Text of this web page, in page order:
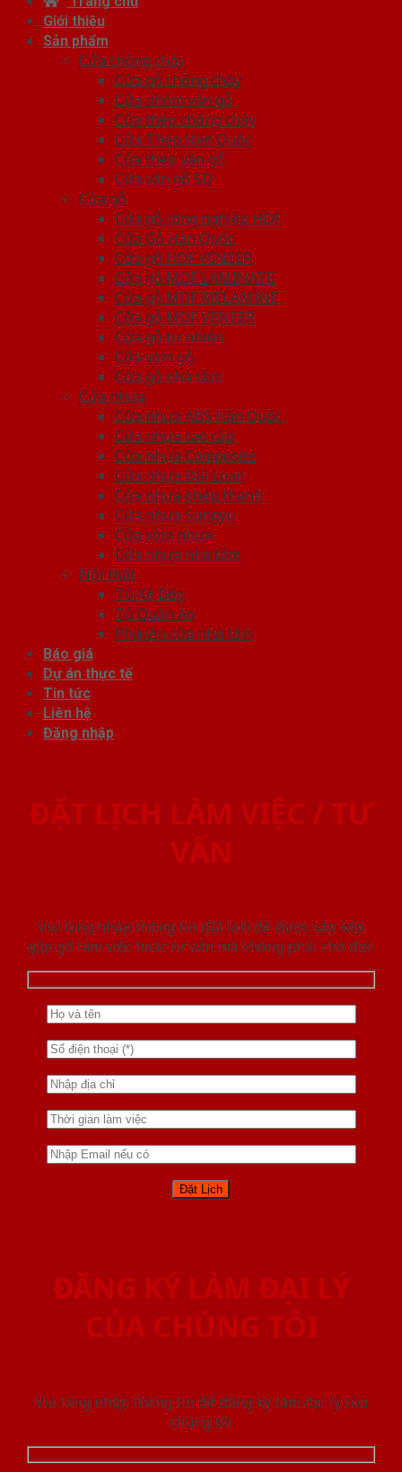
Giới thiệu
Sản phẩm
Cửa chống cháy
Cửa gỗ chống cháy
Cửa nhôm vân gỗ
Cửa thép chống cháy
Cửa Thép Hàn Quốc
Cửa thép vân gỗ
Cửa vân gỗ 5D
Cửa gỗ
Cửa gỗ công nghiệp HDF
Cửa Gỗ Hàn Quốc
Cửa gỗ HDF VENEER
Cửa gỗ MDF LAMINATE
Cửa gỗ MDF MELAMINE
Cửa gỗ MDF VENEER
Cửa gỗ tự nhiên
Cửa vòm gỗ
Cửa gỗ nhà tắm
Cửa nhựa
Cửa nhựa ABS Hàn Quốc
Cửa nhựa cao cấp
Cửa nhựa Composite
Cửa nhựa Đài Loan
Cửa nhựa ghép thanh
Cửa nhựa Sungyu
Cửa vòm nhựa
Cửa nhựa nhà tắm
Nội thất
Tủ Kệ Bếp
Tủ Quần Áo
Phụ kiện cửa nhà tắm
Báo giá
Dự án thực tế
Tin tức
Liên hệ
Đăng nhập
ĐẶT LỊCH LÀM VIỆC / TƯ
VẤN
Vui lòng nhập thông tin đặt lịch để được sắp xếp
gặp gỡ làm việc hoăc tư vấn mà không phải chờ đợi.
ĐĂNG KÝ LÀM ĐẠI LÝ
CỦA CHÚNG TÔI
Vui lòng nhập thông tin để đăng ký làm đại lý của
chúng tôi